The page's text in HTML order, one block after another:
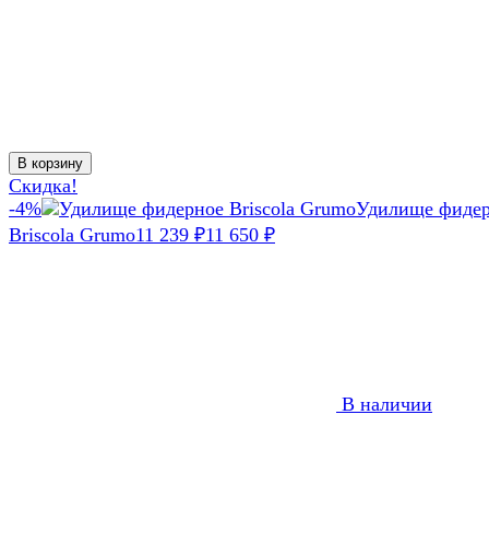
В корзину
Скидка!
-4%
Удилище
Briscola Grumo11 239 ₽11 650 ₽
В наличии